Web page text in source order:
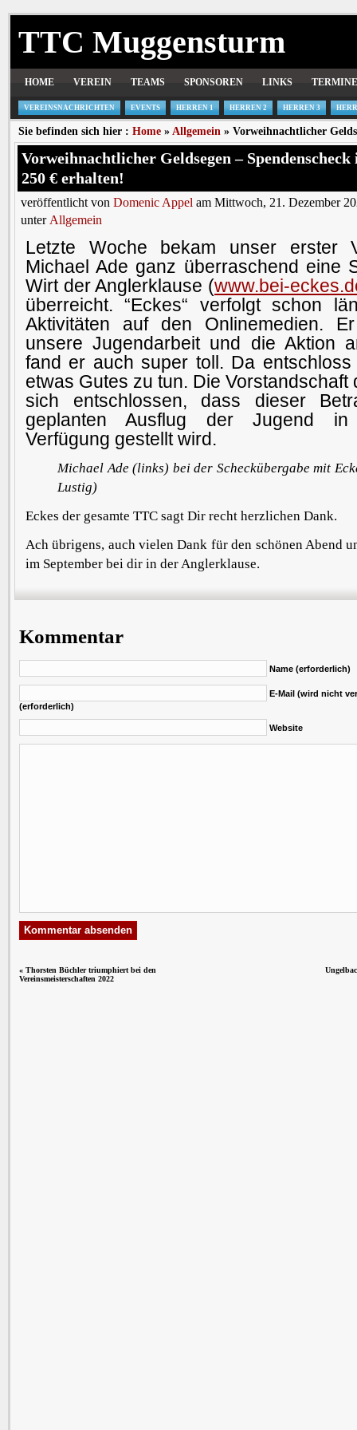
TTC Muggensturm
HOME VEREIN TEAMS SPONSOREN LINKS TERMINE
VEREINSNACHRICHTEN EVENTS HERREN 1 HERREN 2 HERREN 3
Sie befinden sich hier : Home » Allgemein » Vorweihnachtlicher
Vorweihnachtlicher Geldsegen –
250 € erhalten!
veröffentlicht von Domenic Appel am Mittwoch, 21. Dezember
unter Allgemein
Letzte Woche bekam unser erster
Michael Ade ganz überraschend eine
Wirt der Anglerklause (www.bei-
überreicht. “Eckes“ verfolgt schon
Aktivitäten auf den Onlinemedien.
unsere Jugendarbeit und die Aktion
fand er auch super toll. Da
etwas Gutes zu tun. Die Vorstandschaft
sich entschlossen, dass dieser
geplanten Ausflug der Jugend
Verfügung gestellt wird.
Michael Ade (links) bei der Scheckübergabe mit
Lustig)
Eckes der gesamte TTC sagt Dir recht herzlichen Dank.
Ach übrigens, auch vielen Dank für den schönen Abend
im September bei dir in der Anglerklause.
Kommentar
Name (erforderlich)
E-Mail (wird nicht
(erforderlich)
Website
« Thorsten Büchler triumphiert bei den
Vereinsmeisterschaften 2022